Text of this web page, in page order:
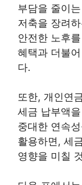
부담을 줄이
저축을 장려
안전한 노후
혜택과 더불
다.
또한, 개인연
세금 납부액
중대한 연속
활용하면, 세
영향을 미칠